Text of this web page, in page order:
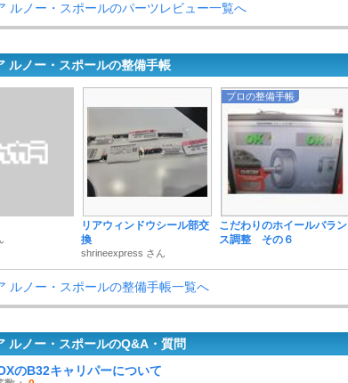
ルノー・スポールのパーツレビュー一覧へ
ルノー・スポールの整備手帳
リアウィンドウシール部交
換
shrineexpress さん
プロの整備手帳
こだわりのホイールバラン
ス調整 その６
ルノー・スポールの整備手帳一覧へ
ルノー・スポールのQ&A・質問
のB32キャリパーについて